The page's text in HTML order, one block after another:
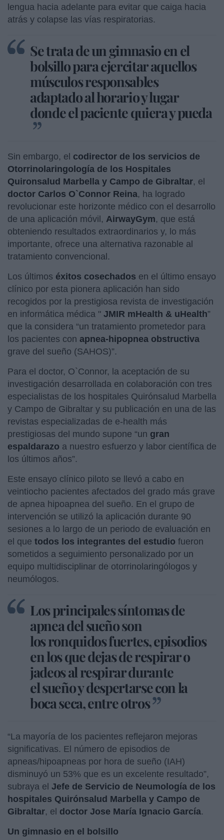
lengua hacia adelante para evitar que caiga hacia
atrás y colapse las vías respiratorias.
Se trata de un gimnasio en el
bolsillo para ejercitar aquellos
músculos responsables
adaptado al horario y lugar
donde el paciente quiera y pueda
Sin embargo, el codirector de los servicios de
Otorrinolaringología de los Hospitales
Quironsalud Marbella y Campo de Gibraltar, el
doctor Carlos O`Connor Reina, ha logrado
revolucionar este horizonte médico con el desarrollo
de una aplicación móvil, AirwayGym, que está
obteniendo resultados extraordinarios y, lo más
importante, ofrece una alternativa razonable al
tratamiento convencional.
Los últimos éxitos cosechados en el último ensayo
clínico por esta pionera aplicación han sido
recogidos por la prestigiosa revista de investigación
en informática médica " JMIR mHealth & uHealth”
que la considera “un tratamiento prometedor para
los pacientes con apnea-hipopnea obstructiva
grave del sueño (SAHOS)”.
Para el doctor, O`Connor, la aceptación de su
investigación desarrollada en colaboración con tres
especialistas de los hospitales Quirónsalud Marbella
y Campo de Gibraltar y su publicación en una de las
revistas especializadas de e-health más
prestigiosas del mundo supone “un gran
espaldarazo a nuestro esfuerzo y labor científica de
los últimos años”.
Este ensayo clínico piloto se llevó a cabo en
veintiocho pacientes afectados del grado más grave
de apnea hipoapnea del sueño. En el grupo de
intervención se utilizó la aplicación durante 90
sesiones a lo largo de un periodo de evaluación en
el que todos los integrantes del estudio fueron
sometidos a seguimiento personalizado por un
equipo multidisciplinar de otorrinolaringólogos y
neumólogos.
Los principales síntomas de
apnea del sueño son
los ronquidos fuertes, episodios
en los que dejas de respirar o
jadeos al respirar durante
el sueño y despertarse con la
boca seca, entre otros
“La mayoría de los pacientes reflejaron mejoras
significativas. El número de episodios de
apneas/hipoapneas por hora de sueño (IAH)
disminuyó un 53% que es un excelente resultado”,
subraya el Jefe de Servicio de Neumología de los
hospitales Quirónsalud Marbella y Campo de
Gibraltar, el doctor Jose María Ignacio García.
Un gimnasio en el bolsillo